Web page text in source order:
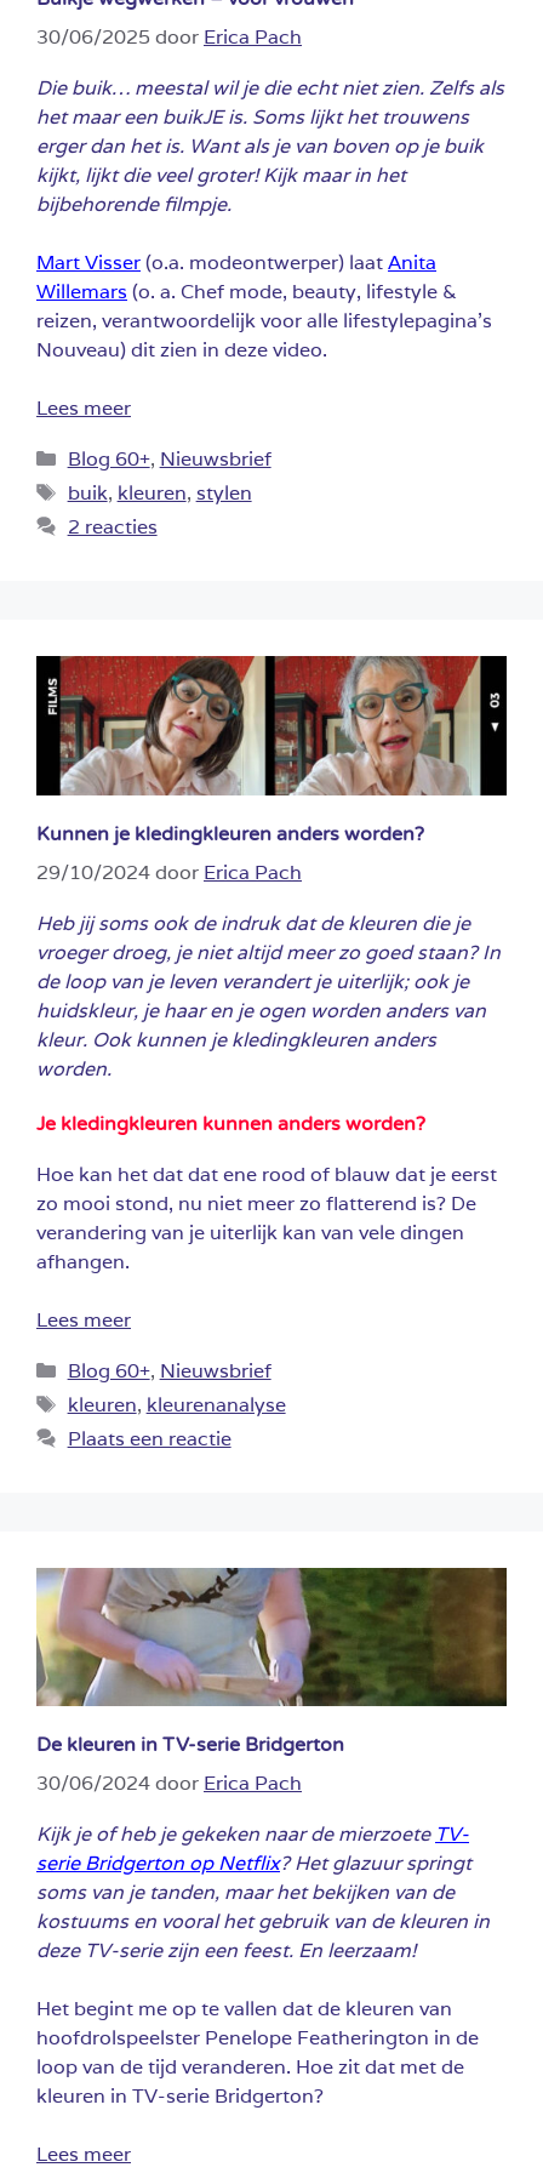
30/06/2025 door Erica Pach
Die buik… meestal wil je die echt niet zien. Zelfs als
het maar een buikJE is. Soms lijkt het trouwens
erger dan het is. Want als je van boven op je buik
kijkt, lijkt die veel groter! Kijk maar in het
bijbehorende filmpje.
Mart Visser(o.a. modeontwerper) laatAnita
Willemars (o. a. Chef mode, beauty, lifestyle &
reizen, verantwoordelijk voor alle lifestylepagina’s
Nouveau) dit zien in deze video.
Lees meer
Categorieën
Blog 60+, Nieuwsbrief
Tags
buik, kleuren, stylen
2 reacties
Kunnen je kledingkleuren anders worden?
29/10/2024door Erica Pach
Heb jij soms ook de indruk dat de kleuren die je
vroeger droeg, je niet altijd meer zo goed staan? In
de loop van je leven verandert je uiterlijk; ook je
huidskleur, je haar en je ogen worden anders van
kleur. Ook kunnen je kledingkleuren anders
worden.
Je kledingkleuren kunnen anders worden?
Hoe kan het dat dat ene rood of blauw dat je eerst
zo mooi stond, nu niet meer zo flatterend is? De
verandering van je uiterlijk kan van vele dingen
afhangen.
Lees meer
Categorieën
Blog 60+, Nieuwsbrief
Tags
kleuren, kleurenanalyse
Plaats een reactie
De kleuren in TV-serie Bridgerton
30/06/2024door Erica Pach
Kijk je of heb je gekeken naar de mierzoete TV-
serie Bridgerton op Netflix? Het glazuur springt
soms van je tanden, maar het bekijken van de
kostuums en vooral het gebruik van de kleuren in
deze TV-serie zijn een feest. En leerzaam!
Het begint me op te vallen dat de kleuren van
hoofdrolspeelster Penelope Featherington in de
loop van de tijd veranderen. Hoe zit dat met de
kleuren in TV-serie Bridgerton?
Lees meer